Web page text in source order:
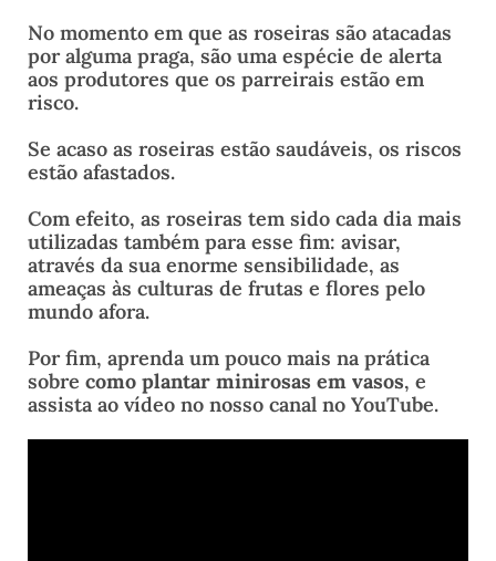
No momento em que as roseiras são atacadas
por alguma praga, são uma espécie de alerta
aos produtores que os parreirais estão em
risco.
Se acaso as roseiras estão saudáveis, os riscos
estão afastados.
Com efeito, as roseiras tem sido cada dia mais
utilizadas também para esse fim: avisar,
através da sua enorme sensibilidade, as
ameaças às culturas de frutas e flores pelo
mundo afora.
Por fim, aprenda um pouco mais na prática
sobre como plantar minirosas em vasos, e
assista ao vídeo no nosso canal no YouTube.